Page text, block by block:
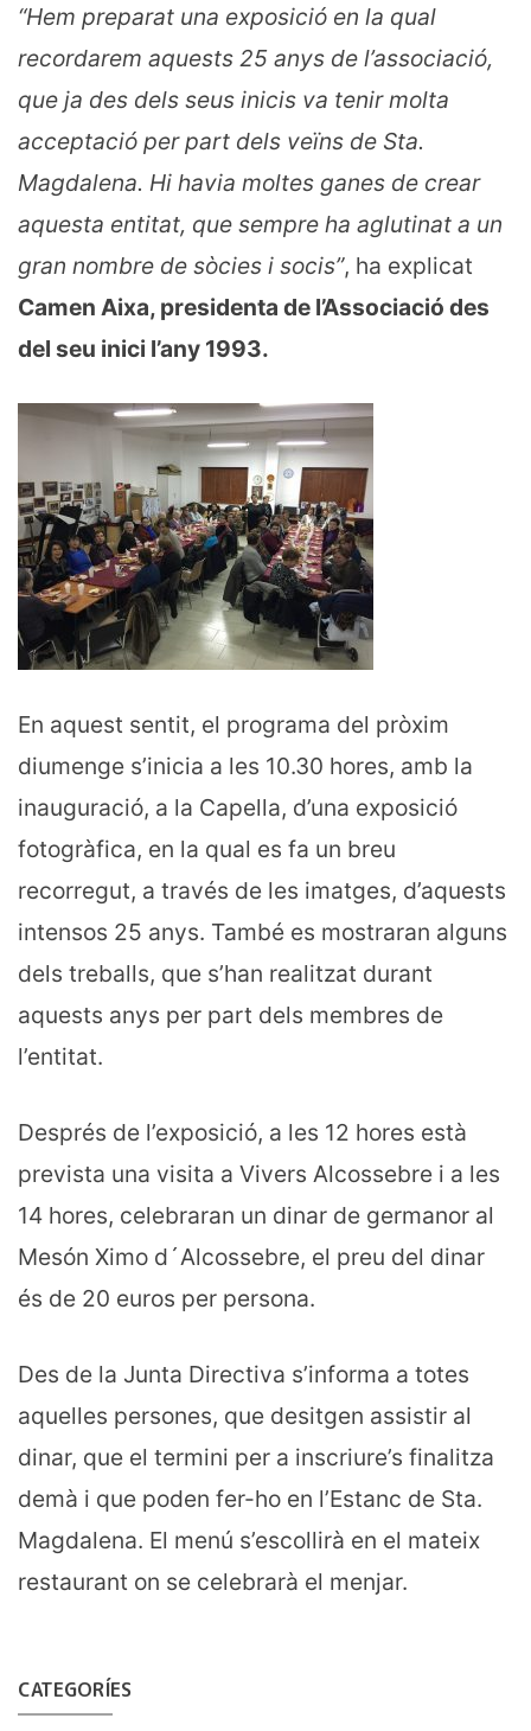
“Hem preparat una exposició en la qual
recordarem aquests 25 anys de l’associació,
que ja des dels seus inicis va tenir molta
acceptació per part dels veïns de Sta.
Magdalena. Hi havia moltes ganes de crear
aquesta entitat, que sempre ha aglutinat a un
gran nombre de sòcies i socis”, ha explicat
Camen Aixa, presidenta de l’Associació des
del seu inici l’any 1993.
En aquest sentit, el programa del pròxim
diumenge s’inicia a les 10.30 hores, amb la
inauguració, a la Capella, d’una exposició
fotogràfica, en la qual es fa un breu
recorregut, a través de les imatges, d’aquests
intensos 25 anys. També es mostraran alguns
dels treballs, que s’han realitzat durant
aquests anys per part dels membres de
l’entitat.
Després de l’exposició, a les 12 hores està
prevista una visita a Vivers Alcossebre i a les
14 hores, celebraran un dinar de germanor al
Mesón Ximo d´Alcossebre, el preu del dinar
és de 20 euros per persona.
Des de la Junta Directiva s’informa a totes
aquelles persones, que desitgen assistir al
dinar, que el termini per a inscriure’s finalitza
demà i que poden fer-ho en l’Estanc de Sta.
Magdalena. El menú s’escollirà en el mateix
restaurant on se celebrarà el menjar.
CATEGORÍES